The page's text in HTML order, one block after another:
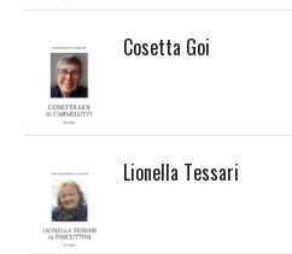
Cosetta Goi
Lionella Tessari